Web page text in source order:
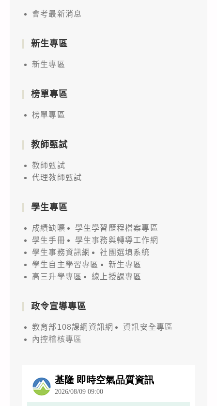
會考最新消息
新生專區
新生專區
榜單專區
榜單專區
教師甄試
教師甄試
代理教師甄試
學生專區
成績缺曠
學生學習歷程檔案專區
學生手冊
學生事務與轉導工作網
學生事務資訊網
社團選填系統
學生自主學習專區
新生專區
高三升學專區
線上授課專區
政令宣導專區
教育部108課綱資訊網
資訊安全專區
內控稽核專區